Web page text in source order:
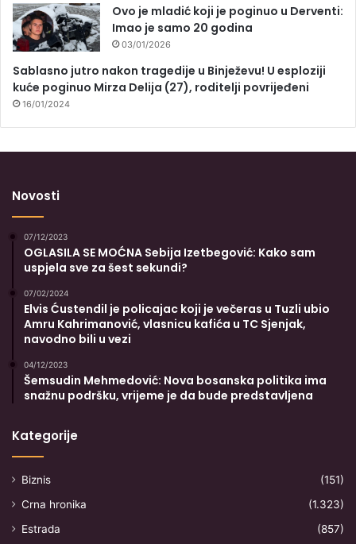
Ovo je mladić koji je poginuo u Derventi:
Imao je samo 20 godina
03/01/2026
Sablasno jutro nakon tragedije u Binježevu! U esploziji
kuće poginuo Mirza Delija (27), roditelji povrijeđeni
16/01/2024
Novosti
07/12/2023
OGLASILA SE MOĆNA Sebija Izetbegović: Kako sam
uspjela sve za šest sekundi?
07/02/2024
Elvis Ćustendil je policajac koji je večeras u Tuzli ubio
Amru Kahrimanović, vlasnicu kafića u TC Sjenjak,
navodno bili u vezi
04/12/2023
Šemsudin Mehmedović: Nova bosanska politika ima
snažnu podršku, vrijeme je da bude predstavljena
Kategorije
Biznis
(151)
Crna hronika
(1.323)
Estrada
(857)